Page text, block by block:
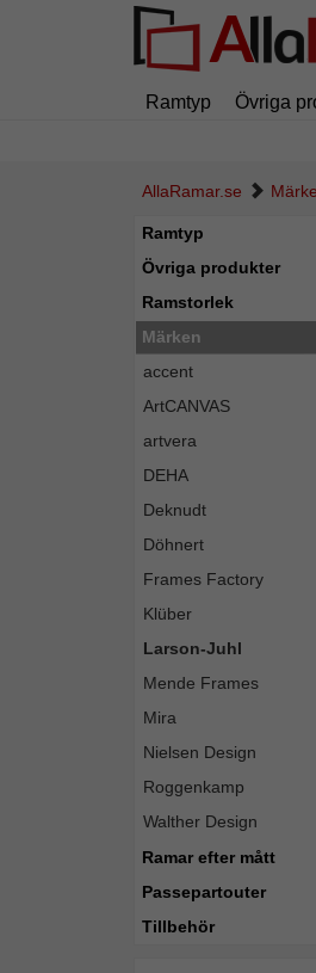
Ramtyp Övriga
AllaRamar.se
Ramtyp
Övriga produkter
Ramstorlek
Märken
accent
ArtCANVAS
artvera
DEHA
Deknudt
Döhnert
Frames Factory
Klüber
Larson-Juhl
Mende Frames
Mira
Nielsen Design
Roggenkamp
Walther Design
Ramar efter mått
Passepartouter
Tillbehör